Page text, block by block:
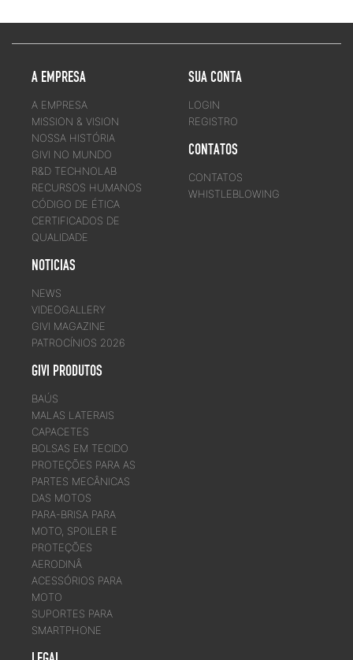
A EMPRESA
A EMPRESA
MISSION & VISION
NOSSA HISTÓRIA
GIVI NO MUNDO
R&D TECHNOLAB
RECURSOS HUMANOS
CÓDIGO DE ÉTICA
CERTIFICADOS DE
QUALIDADE
NOTICIAS
NEWS
VIDEOGALLERY
GIVI MAGAZINE
PATROCÍNIOS 2026
GIVI PRODUTOS
BAÚS
MALAS LATERAIS
CAPACETES
BOLSAS EM TECIDO
PROTEÇÕES PARA AS
PARTES MECÂNICAS
DAS MOTOS
PARA-BRISA PARA
MOTO, SPOILER E
PROTEÇÕES
AERODINÂ
ACESSÓRIOS PARA
MOTO
SUPORTES PARA
SMARTPHONE
SUA CONTA
LOGIN
REGISTRO
CONTATOS
CONTATOS
WHISTLEBLOWING